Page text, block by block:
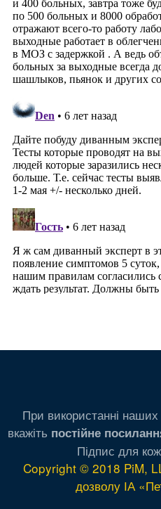
При використанні
вкажіть постійне
Підпис для
Copyright © 2018 PiM,
дозволу ІА